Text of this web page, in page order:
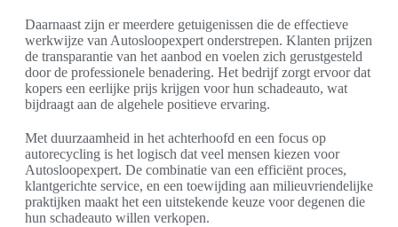
Daarnaast zijn er meerdere getuigenissen die de effectieve
werkwijze van Autosloopexpert onderstrepen. Klanten prijzen
de transparantie van het aanbod en voelen zich gerustgesteld
door de professionele benadering. Het bedrijf zorgt ervoor dat
kopers een eerlijke prijs krijgen voor hun schadeauto, wat
bijdraagt aan de algehele positieve ervaring.
Met duurzaamheid in het achterhoofd en een focus op
autorecycling is het logisch dat veel mensen kiezen voor
Autosloopexpert. De combinatie van een efficiënt proces,
klantgerichte service, en een toewijding aan milieuvriendelijke
praktijken maakt het een uitstekende keuze voor degenen die
hun schadeauto willen verkopen.